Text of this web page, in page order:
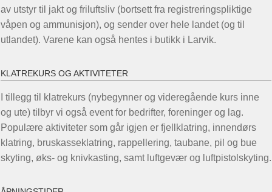
på
produktsiden
av utstyr til jakt og friluftsliv (bortsett fra registreringspliktige
våpen og ammunisjon), og sender over hele landet (og til
utlandet). Varene kan også hentes i butikk i Larvik.
KLATREKURS OG AKTIVITETER
I tillegg til klatrekurs (nybegynner og videregående kurs inne
og ute) tilbyr vi også event for bedrifter, foreninger og lag.
Populære aktiviteter som går igjen er fjellklatring, innendørs
klatring, bruskasseklatring, rappellering, taubane, pil og bue
skyting, øks- og knivkasting, samt luftgevær og luftpistolskyting.